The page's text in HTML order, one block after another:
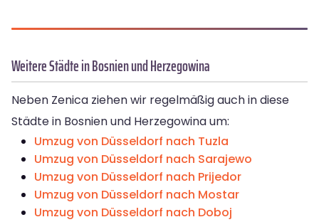
Weitere Städte in Bosnien und Herzegowina
Neben Zenica ziehen wir regelmäßig auch in diese
Städte in Bosnien und Herzegowina um:
Umzug von Düsseldorf nach Tuzla
Umzug von Düsseldorf nach Sarajewo
Umzug von Düsseldorf nach Prijedor
Umzug von Düsseldorf nach Mostar
Umzug von Düsseldorf nach Doboj